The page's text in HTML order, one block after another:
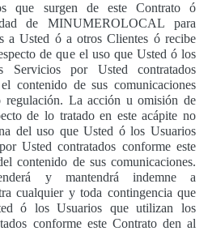
que surgen de este Contrato ó
de MINUMEROLOCAL para
a Usted ó a otros Clientes ó recibe
de que el uso que Usted ó los
Servicios por Usted contratados
contenido de sus comunicaciones
La acción u omisión de
de lo tratado en este acápite no
del uso que Usted ó los Usuarios
Usted contratados conforme este
contenido de sus comunicaciones.
y mantendrá indemne a
cualquier y toda contingencia que
ó los Usuarios que utilizan los
conforme este Contrato den al